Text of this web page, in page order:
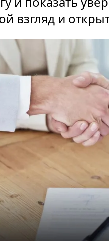
взгляд и